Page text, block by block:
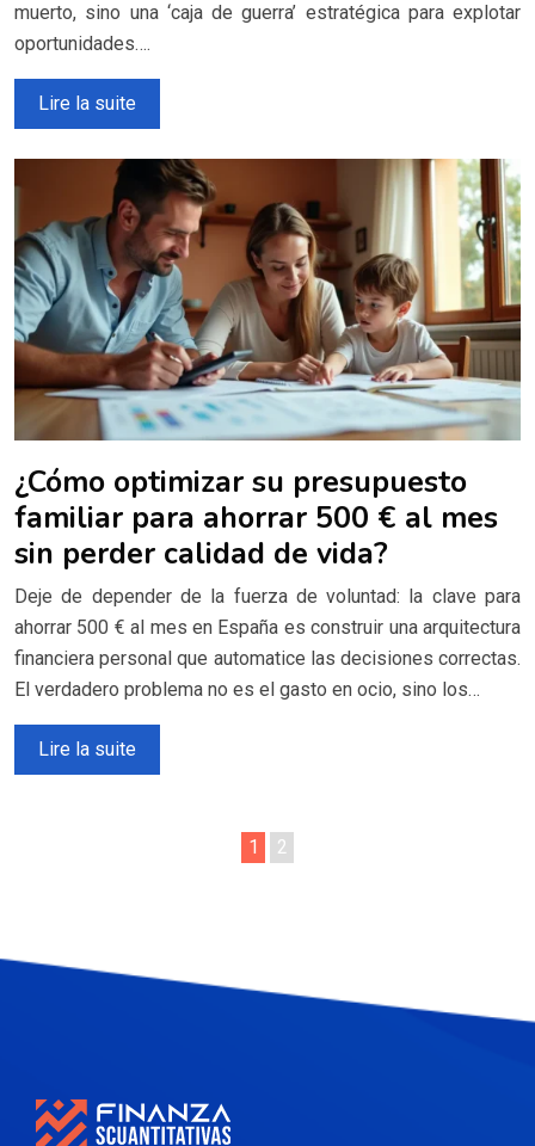
muerto, sino una ‘caja de guerra’ estratégica para explotar
oportunidades….
Lire la suite
¿Cómo optimizar su presupuesto
familiar para ahorrar 500 € al mes
sin perder calidad de vida?
Deje de depender de la fuerza de voluntad: la clave para
ahorrar 500 € al mes en España es construir una arquitectura
financiera personal que automatice las decisiones correctas.
El verdadero problema no es el gasto en ocio, sino los…
Lire la suite
1 2